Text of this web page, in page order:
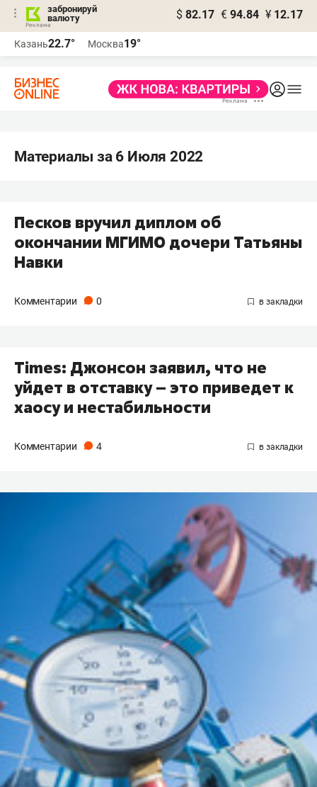
забронируй
валюту
$ 82.17 € 94.84 ¥ 12.17
Казань22.7° Москва19°
Материалы за 6 Июля 2022
Песков вручил диплом об
окончании МГИМО дочери Татьяны
Навки
Комментарии 0
Times: Джонсон заявил, что не
уйдет в отставку – это приведет к
хаосу и нестабильности
Комментарии 4